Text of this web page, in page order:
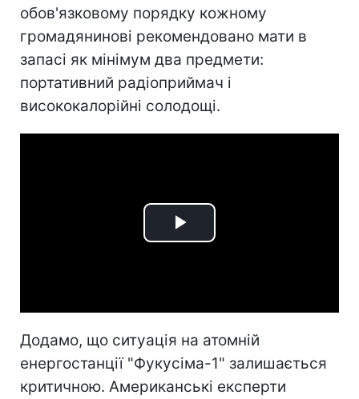
обов'язковому порядку кожному
громадянинові рекомендовано мати в
запасі як мінімум два предмети:
портативний радіоприймач і
висококалорійні солодощі.
Play
Додамо, що ситуація на атомній
енергостанції "Фукусіма-1" залишається
критичною. Американські експерти